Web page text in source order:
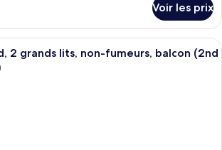
Voir les prix
Une chambre d’hôtel avec deux lits,
2 grands lits, non-fumeurs, balcon (2nd